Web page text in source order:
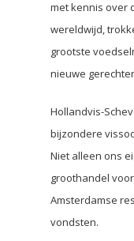
met kennis over
wereldwijd,
grootste
nieuwe
Hollandvis-
bijzondere
Niet alleen ons
groothandel
Amsterdamse
vondsten.